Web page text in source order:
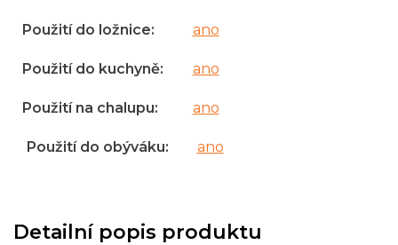
Detailní popis produktu
Použití do ložnice: ano
Použití do kuchyně: ano
Použití na chalupu: ano
Použití do obýváku: ano